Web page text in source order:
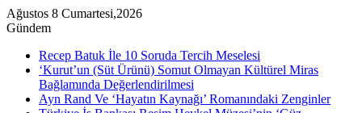
Ağustos 8 Cumartesi,2026
Gündem
Recep Batuk İle 10 Soruda Tercih Meselesi
‘Kurut’un (Süt Ürünü) Somut Olmayan Kültürel Miras
Bağlamında Değerlendirilmesi
Ayn Rand Ve ‘Hayatın Kaynağı’ Romanındaki Zenginler